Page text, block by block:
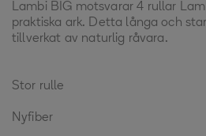
Lambi BIG motsvarar 4 rullar
praktiska ark. Detta långa och
tillverkat av naturlig råvara.
Stor rulle
Nyfiber